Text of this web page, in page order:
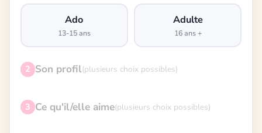
Ado
13-15 ans
Adulte
16 ans +
2 Son profil(plusieurs choix possibles)
3 Ce qu'il/elle aime(plusieurs choix possibles)